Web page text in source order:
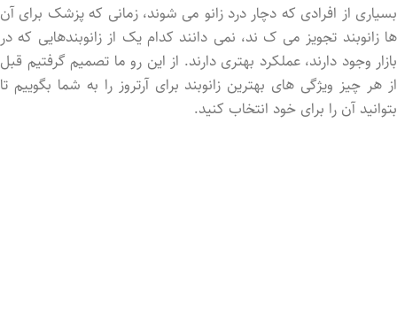
بسیاری از افرادی که دچار درد زانو می شوند، زمانی که پزشک برای آن
ها زانوبند تجویز می ک ند، نمی دانند کدام یک از زانوبندهایی که در
بازار وجود دارند، عملکرد بهتری دارند. از این رو ما تصمیم گرفتیم قبل
از هر چیز ویژگی های بهترین زانوبند برای آرتروز را به شما بگوییم تا
بتوانید آن را برای خود انتخاب کنید.